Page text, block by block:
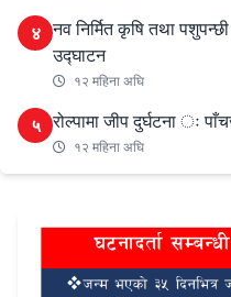
४ नव निर्मित कृषि तथा
उद्घाटन
१२ महिना अघि
५ रोल्पामा जीप दुर्घटना ः
१२ महिना अघि